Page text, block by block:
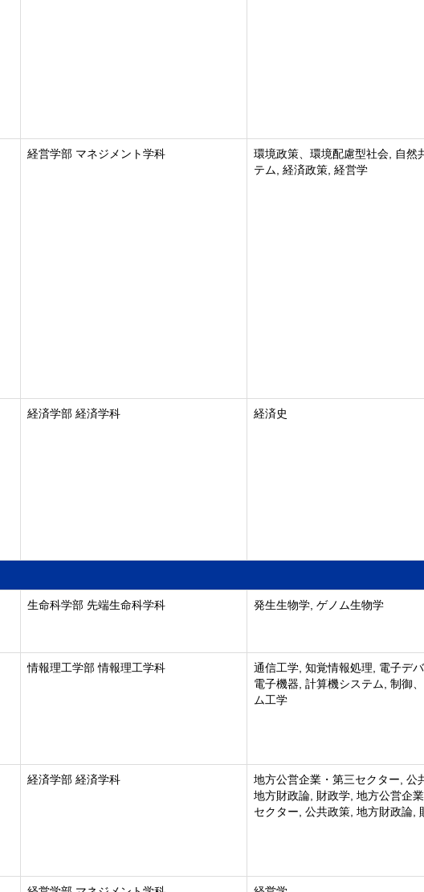
経営学部 マネジメント学科
環境政策、環境配慮型社会, 自然
テム, 経済政策, 経営学
経済学部 経済学科 経済史
生命科学部 先端生命科学科 発生生物学, ゲノム生物学
情報理工学部 情報理工学科
通信工学, 知覚情報処理, 電子デ
電子機器, 計算機システム, 制御
ム工学
経済学部 経済学科
地方公営企業・第三セクター, 公
地方財政論, 財政学, 地方公営企
セクター, 公共政策, 地方財政論,